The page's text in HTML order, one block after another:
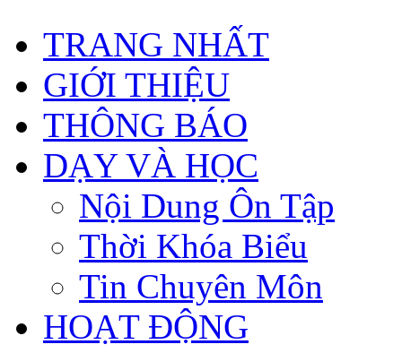
TRANG NHẤT
GIỚI THIỆU
THÔNG BÁO
DẠY VÀ HỌC
Nội Dung Ôn Tập
Thời Khóa Biểu
Tin Chuyên Môn
HOẠT ĐỘNG